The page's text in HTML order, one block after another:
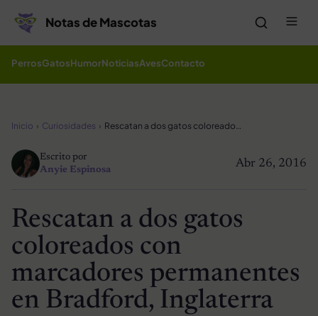
Notas de Mascotas
PerrosGatosHumorNoticiasAvesContacto
Inicio Curiosidades Rescatan a dos gatos coloreados con marcadores permanentes en Bradford, Inglaterra
Abr 26, 2016
Escrito por
Anyie Espinosa
Rescatan a dos gatos
coloreados con
marcadores permanentes
en Bradford, Inglaterra